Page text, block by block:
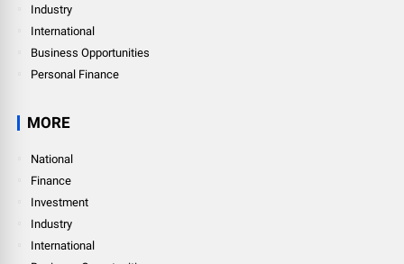
Industry
International
Business Opportunities
Personal Finance
MORE
National
Finance
Investment
Industry
International